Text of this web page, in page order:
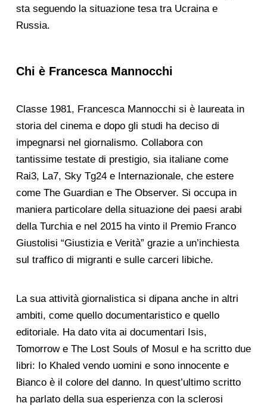
sta seguendo la situazione tesa tra Ucraina e
Russia.
Chi è Francesca Mannocchi
Classe 1981, Francesca Mannocchi si è laureata in
storia del cinema e dopo gli studi ha deciso di
impegnarsi nel giornalismo. Collabora con
tantissime testate di prestigio, sia italiane come
Rai3, La7, Sky Tg24 e Internazionale, che estere
come The Guardian e The Observer. Si occupa in
maniera particolare della situazione dei paesi arabi
della Turchia e nel 2015 ha vinto il Premio Franco
Giustolisi “Giustizia e Verità” grazie a un’inchiesta
sul traffico di migranti e sulle carceri libiche.
La sua attività giornalistica si dipana anche in altri
ambiti, come quello documentaristico e quello
editoriale. Ha dato vita ai documentari Isis,
Tomorrow e The Lost Souls of Mosul e ha scritto due
libri: Io Khaled vendo uomini e sono innocente e
Bianco è il colore del danno. In quest’ultimo scritto
ha parlato della sua esperienza con la sclerosi